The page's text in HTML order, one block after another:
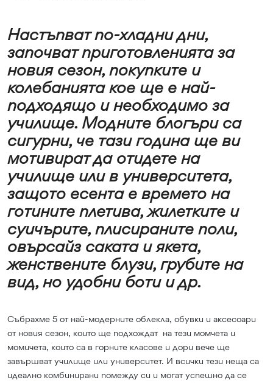
Настъпват по-хладни дни,
започват приготовленията за
новия сезон, покупките и
колебанията кое ще е най-
подходящо и необходимо за
училище. Модните блогъри са
сигурни, че тази година ще ви
мотивират да отидете на
училище или в университета,
защото есента е времето на
готините плетива, жилетките и
суичърите, плисираните поли,
овърсайз саката и якета,
женствените блузи, грубите на
вид, но удобни боти и др.
Събрахме 5 от най-модерните облекла, обувки и аксесоари
от новия сезон, които ще подхождат на тези момчета и
момичета, които са в горните класове и дори вече ще
завършват училище или университет. И всички тези неща са
идеално комбинирани помежду си и могат успешно да се